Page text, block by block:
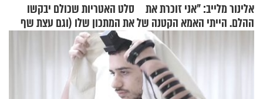
אלינור מלייב: "אני זוכרת את
ההלם. הייתי האמא הקטנה של
סלט האטריות שכולם יבקשו
את המתכון שלו (וגם עצת שף
להגשת הרוטב)